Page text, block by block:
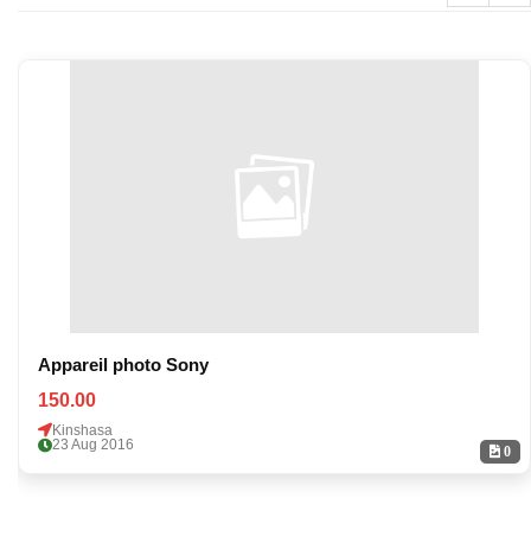
0
Appareil photo Sony
150.00
Kinshasa
23 Aug 2016